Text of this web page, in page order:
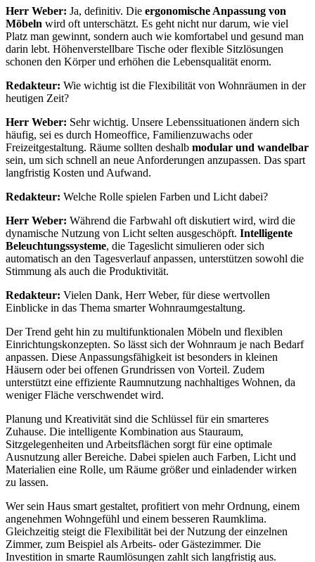
Herr Weber: Ja, definitiv. Die ergonomische Anpassung von
Möbeln wird oft unterschätzt. Es geht nicht nur darum, wie viel
Platz man gewinnt, sondern auch wie komfortabel und gesund man
darin lebt. Höhenverstellbare Tische oder flexible Sitzlösungen
schonen den Körper und erhöhen die Lebensqualität enorm.
Redakteur: Wie wichtig ist die Flexibilität von Wohnräumen in der
heutigen Zeit?
Herr Weber: Sehr wichtig. Unsere Lebenssituationen ändern sich
häufig, sei es durch Homeoffice, Familienzuwachs oder
Freizeitgestaltung. Räume sollten deshalb modular und wandelbar
sein, um sich schnell an neue Anforderungen anzupassen. Das spart
langfristig Kosten und Aufwand.
Redakteur: Welche Rolle spielen Farben und Licht dabei?
Herr Weber: Während die Farbwahl oft diskutiert wird, wird die
dynamische Nutzung von Licht selten ausgeschöpft. Intelligente
Beleuchtungssysteme, die Tageslicht simulieren oder sich
automatisch an den Tagesverlauf anpassen, unterstützen sowohl die
Stimmung als auch die Produktivität.
Redakteur: Vielen Dank, Herr Weber, für diese wertvollen
Einblicke in das Thema smarter Wohnraumgestaltung.
Der Trend geht hin zu multifunktionalen Möbeln und flexiblen
Einrichtungskonzepten. So lässt sich der Wohnraum je nach Bedarf
anpassen. Diese Anpassungsfähigkeit ist besonders in kleinen
Häusern oder bei offenen Grundrissen von Vorteil. Zudem
unterstützt eine effiziente Raumnutzung nachhaltiges Wohnen, da
weniger Fläche verschwendet wird.
Planung und Kreativität sind die Schlüssel für ein smarteres
Zuhause. Die intelligente Kombination aus Stauraum,
Sitzgelegenheiten und Arbeitsflächen sorgt für eine optimale
Ausnutzung aller Bereiche. Dabei spielen auch Farben, Licht und
Materialien eine Rolle, um Räume größer und einladender wirken
zu lassen.
Wer sein Haus smart gestaltet, profitiert von mehr Ordnung, einem
angenehmen Wohngefühl und einem besseren Raumklima.
Gleichzeitig steigt die Flexibilität bei der Nutzung der einzelnen
Zimmer, zum Beispiel als Arbeits- oder Gästezimmer. Die
Investition in smarte Raumlösungen zahlt sich langfristig aus.